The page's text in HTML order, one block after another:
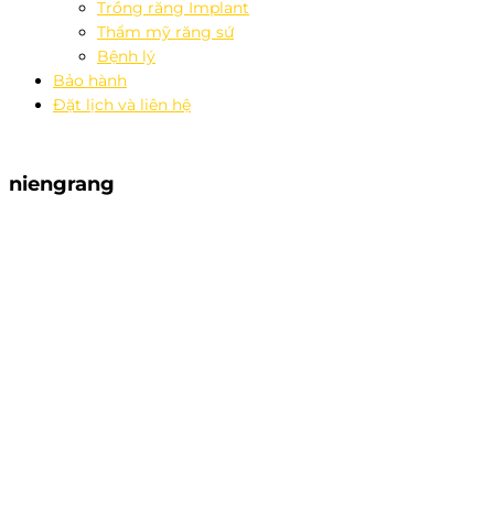
Trồng răng Implant
Thẩm mỹ răng sứ
Bệnh lý
Bảo hành
Đặt lịch và liên hệ
niengrang